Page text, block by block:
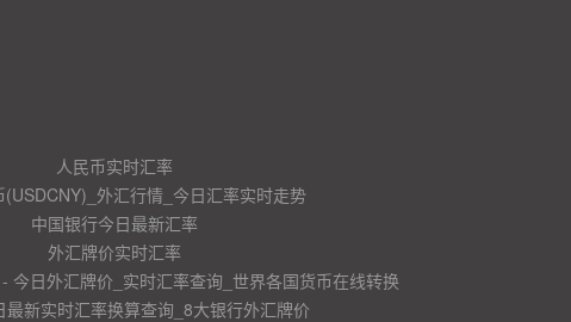
人民币实时汇率
(USDCNY)_外汇行情_今日汇率实时走势
中国银行今日最新汇率
外汇牌价实时汇率
今日外汇牌价_实时汇率查询_世界各国货币在线转换
最新实时汇率换算查询_8大银行外汇牌价